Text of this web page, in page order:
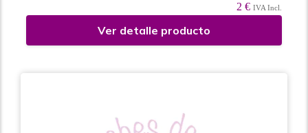
2 € IVA Incl.
Ver detalle producto